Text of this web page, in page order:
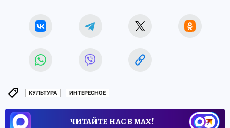
КУЛЬТУРА ИНТЕРЕСНОЕ
ЧИТАЙТЕ НАС В МАХ!